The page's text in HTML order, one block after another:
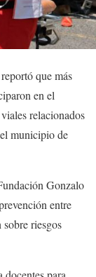
que más
en el
relacionados
municipio de
Gonzalo
entre
riesgos